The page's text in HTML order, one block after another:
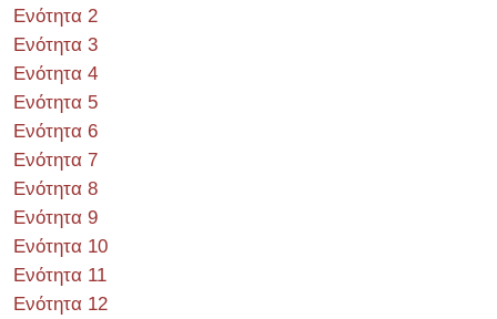
Ενότητα 2
Ενότητα 3
Ενότητα 4
Ενότητα 5
Ενότητα 6
Ενότητα 7
Ενότητα 8
Ενότητα 9
Ενότητα 10
Ενότητα 11
Ενότητα 12